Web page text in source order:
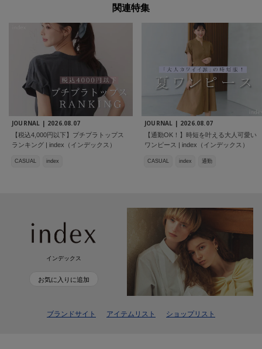
関連特集
JOURNAL | 2026.08.07
【税込4,000円以下】プチプラトップス
ランキング | index（インデックス）
CASUAL index
JOURNAL | 2026.08.07
【通勤OK！】時短を叶える大人可愛い
ワンピース | index（インデックス）
CASUAL index 通勤
インデックス
お気に入りに追加
ブランドサイト アイテムリスト ショップリスト